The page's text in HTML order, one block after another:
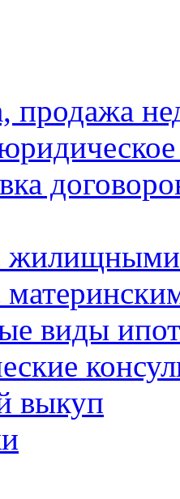
продажа
виды
выкуп